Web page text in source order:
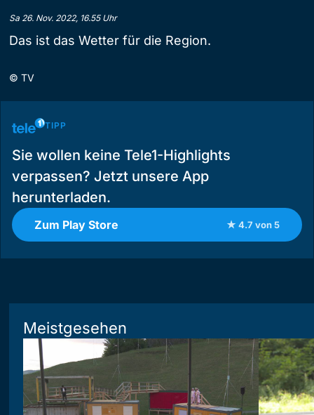
Sa 26. Nov. 2022, 16.55 Uhr
Das ist das Wetter für die Region.
© TV
TIPP
Sie wollen keine Tele1-Highlights
verpassen? Jetzt unsere App
herunterladen.
Zum Play Store ★ 4.7 von 5
Meistgesehen